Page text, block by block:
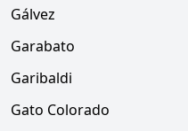
Gálvez
Garabato
Garibaldi
Gato Colorado